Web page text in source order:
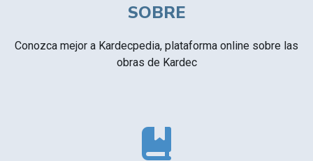
SOBRE
Conozca mejor a Kardecpedia, plataforma online sobre las
obras de Kardec